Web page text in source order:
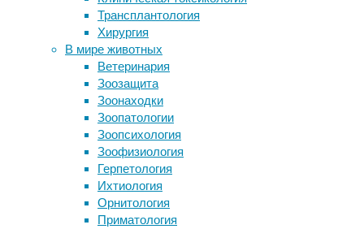
Трансплантология
Хирургия
В мире животных
Ветеринария
Зоозащита
Зоонаходки
Зоопатологии
Зоопсихология
Зоофизиология
Герпетология
Ихтиология
Орнитология
Приматология
передачи
телефонного
трафика
имеет
массу
преимуществ
перед
традиционным
способом.
После
подключения
IP-
телефонии
Распространение рыжих волос и
светлой кожи объяснили
естественным отбором
Ночные кошмары провоцируют
деменцию (или наоборот)
Пластик из опилок и крабовых
панцирей можно есть
Гибель нейронов при болезни
Альцгеймера назвали защитным
механизмом
Следите за новостями